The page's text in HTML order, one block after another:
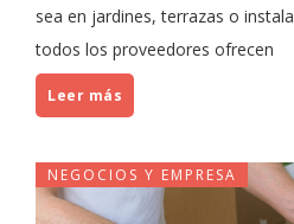
sea en jardines, terrazas o
todos los proveedores ofrecen
Leer más
NEGOCIOS Y EMPRESA